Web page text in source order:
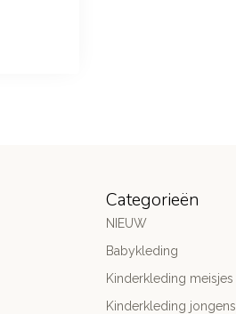
Categorieën
NIEUW
Babykleding
Kinderkleding meisjes
Kinderkleding jongens